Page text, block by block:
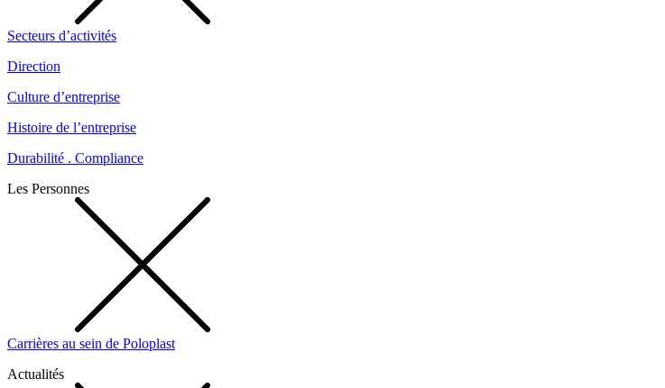
Secteurs d’activités
Direction
Culture d’entreprise
Histoire de l’entreprise
Durabilité . Compliance
Les Personnes
Carrières au sein de Poloplast
Actualités